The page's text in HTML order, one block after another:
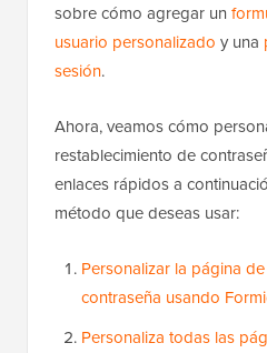
sobre cómo agregar un
usuario personalizado y una
sesión.
Ahora, veamos cómo
restablecimiento de
enlaces rápidos a
método que deseas usar:
Personalizar la página
contraseña usando
Personaliza todas las